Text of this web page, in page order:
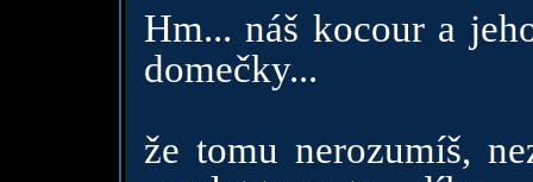
Hm... náš kocour a
domečky...
že tomu nerozumíš,